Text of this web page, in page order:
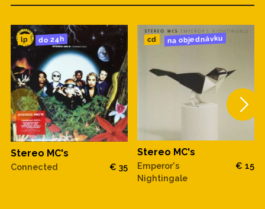
lp do 24h
Stereo MC's
Connected € 35
cd na objednávku
Stereo MC's
Emperor's
Nightingale
€ 15